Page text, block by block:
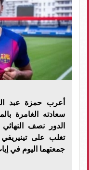
أعرب حمزة عبد
سعادته الغامرة
الدور نصف
تغلب على تينيريفي
جمعتهما اليوم في